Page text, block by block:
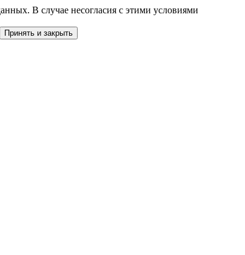
В случае несогласия с этими условиями
Принять и закрыть